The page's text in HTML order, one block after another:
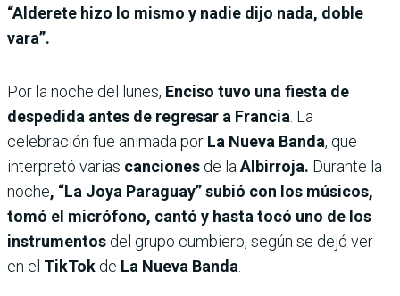
“Alderete hizo lo mismo y nadie dijo nada, doble
vara”.
Por la noche del lunes, Enciso tuvo una fiesta de
despedida antes de regresar a Francia. La
celebración fue animada por La Nueva Banda, que
interpretó varias canciones de laAlbirroja. Durante la
noche, “La Joya Paraguay” subió con los músicos,
tomó el micrófono, cantó y hasta tocó uno de los
instrumentos del grupo cumbiero, según se dejó ver
en el TikTok de La Nueva Banda.